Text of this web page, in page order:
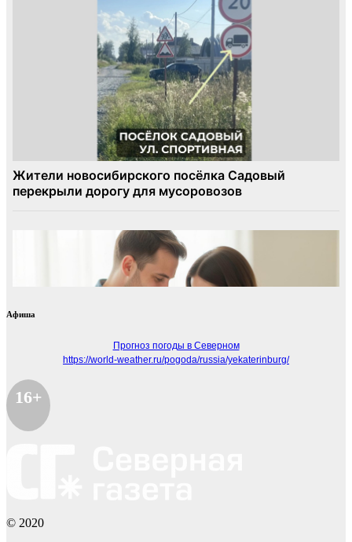
Афиша
Прогноз погоды в Северном
https://world-weather.ru/pogoda/russia/yekaterinburg/
16+
© 2020